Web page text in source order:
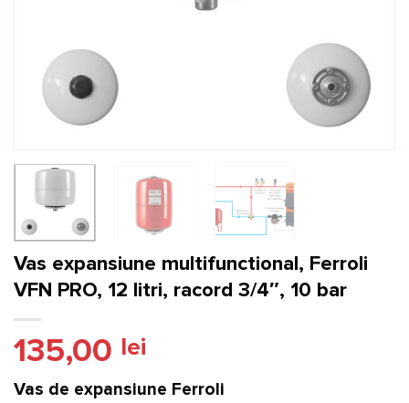
Vas expansiune multifunctional, Ferroli
VFN PRO, 12 litri, racord 3/4″, 10 bar
135,00 lei
Vas de expansiune Ferroli